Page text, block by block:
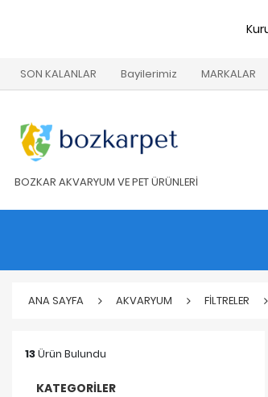
SON KALANLAR Bayilerimiz MARKALAR
BOZKAR AKVARYUM VE PET ÜRÜNLERİ
ANA SAYFA AKVARYUM FİLTRELER
13Ürün Bulundu
KATEGORİLER